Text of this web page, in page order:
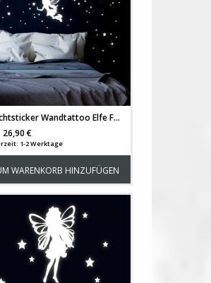
Leuchtsticker Wandtattoo Elfe Fee Sternenhimmel mit Sterne fluoreszierend M2331
26,90 €
1-2 Werktage
WARENKORB HINZUFÜGEN